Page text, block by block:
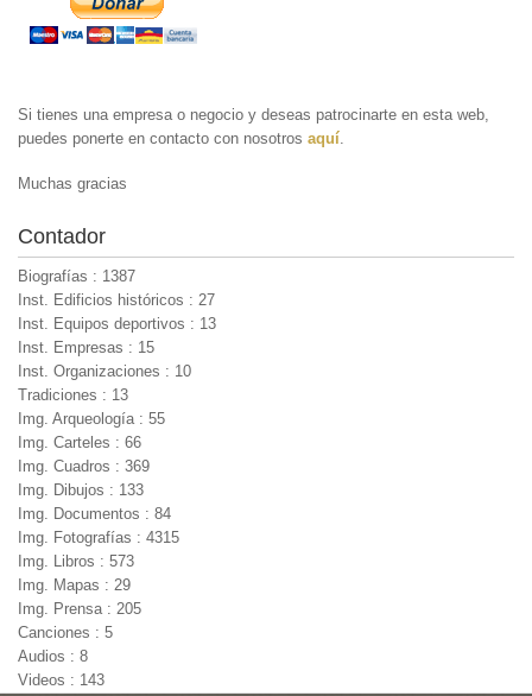
Si tienes una empresa o negocio y deseas patrocinarte en esta web,
puedes ponerte en contacto con nosotros aquí
Muchas gracias
Contador
Biografías : 1387
Inst. Edificios históricos : 27
Inst. Equipos deportivos : 13
Inst. Empresas : 15
Inst. Organizaciones : 10
Tradiciones : 13
Img. Arqueología : 55
Img. Carteles : 66
Img. Cuadros : 369
Img. Dibujos : 133
Img. Documentos : 84
Img. Fotografías : 4315
Img. Libros : 573
Img. Mapas : 29
Img. Prensa : 205
Canciones : 5
Audios : 8
Videos : 143